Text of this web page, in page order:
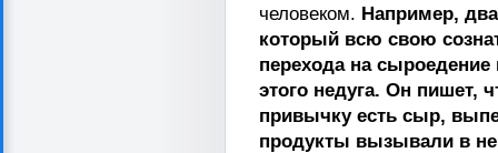
человеком. Например,
который всю свою
перехода на сыроедение
этого недуга. Он пишет,
привычку есть сыр,
продукты вызывали в